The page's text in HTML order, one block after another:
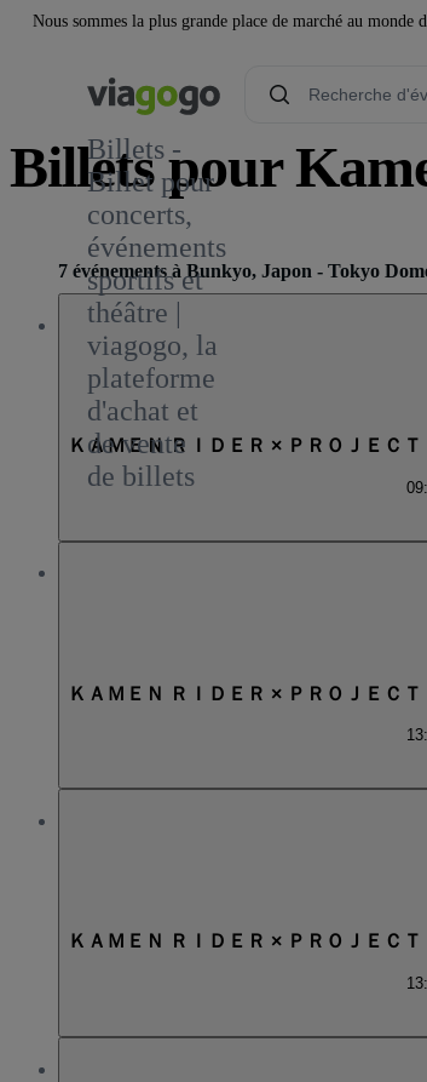
Nous sommes la plus grande place de marché au monde
Billets -
Billet pour
concerts,
événements
sportifs et
théâtre |
viagogo, la
plateforme
d'achat et
de vente
de billets
Billets pour
7 événements à Bunkyo, Japon - Tokyo
ＫＡＭＥＮ ＲＩＤＥＲ × ＰＲＯＪＥＣ
ＫＡＭＥＮ ＲＩＤＥＲ × ＰＲＯＪＥＣ
ＫＡＭＥＮ ＲＩＤＥＲ × ＰＲＯＪＥＣ